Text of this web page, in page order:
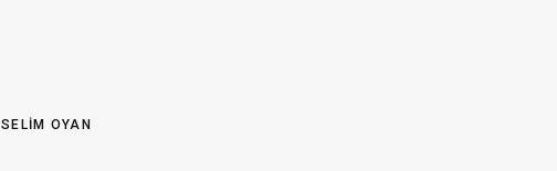
SELIM OYAN